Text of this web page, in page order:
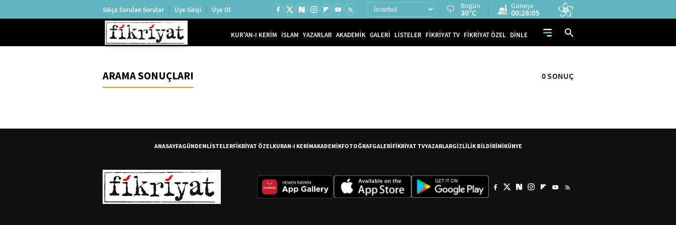
Sıkça Sorulan Sorular Üye Girişi Üye Ol Bugün
30°C
Güneşe
00:28:05
KUR'AN-I KERİM İSLAM YAZARLAR AKADEMİK GALERİ LİSTELER FİKRİYAT TV FİKRİYAT ÖZEL DİNLE
ARAMA SONUÇLARI 0 SONUÇ
ANASAYFAGÜNDEMLİSTELERFİKRİYAT ÖZELKURAN-I KERİMAKADEMİKFOTOĞRAFGALERİFİKRİYAT TVYAZARLARGİZLİLİK BİLDİRİMİKÜNYE